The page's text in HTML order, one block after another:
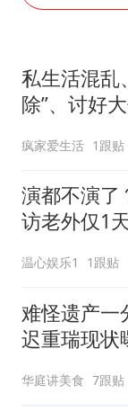
私生活混乱
除”、讨好
疯家爱生活 1跟贴
演都不演了
访老外仅1
温心娱乐1 1跟贴
难怪遗产一
迟重瑞现状
华庭讲美食 7跟贴